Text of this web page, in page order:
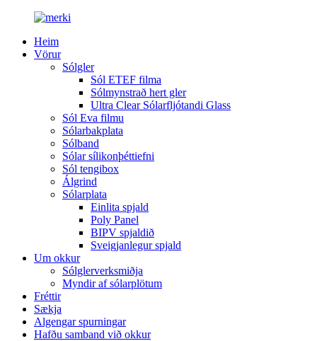
Heim
Vörur
Sólgler
Sól ETEF filma
Sólmynstrað hert gler
Ultra Clear Sólarfljótandi Glass
Sól Eva filmu
Sólarbakplata
Sólband
Sólar sílikonþéttiefni
Sól tengibox
Álgrind
Sólarplata
Einlita spjald
Poly Panel
BIPV spjaldið
Sveigjanlegur spjald
Um okkur
Sólglerverksmiðja
Myndir af sólarplötum
Fréttir
Sækja
Algengar spurningar
Hafðu samband við okkur